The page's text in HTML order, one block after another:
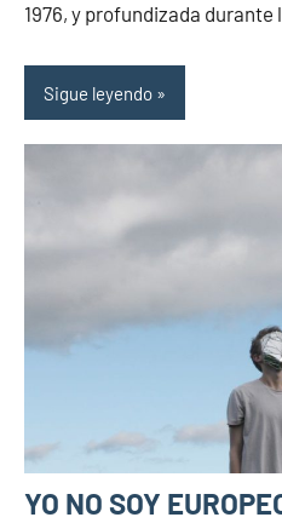
1976, y profundizada durante
Sigue leyendo
YO NO SOY